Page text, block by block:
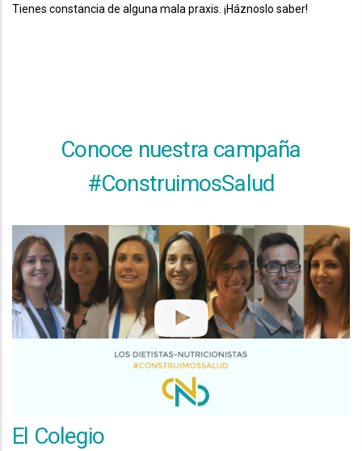
Tienes constancia de alguna mala praxis. ¡Háznoslo saber!
Conoce nuestra campaña
#ConstruimosSalud
El Colegio